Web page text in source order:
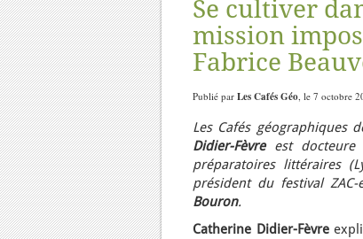
Se cultiver
mission
Fabrice
Publié par Les Cafés Géo, le 7 octobre
Les Cafés géographiques
Didier-Fèvreest docteure
préparatoires littéraires
président du festival
Bouron.
Catherine Didier-Fèvre